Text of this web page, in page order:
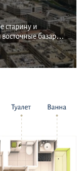
старину и
восточные базары,
деловые